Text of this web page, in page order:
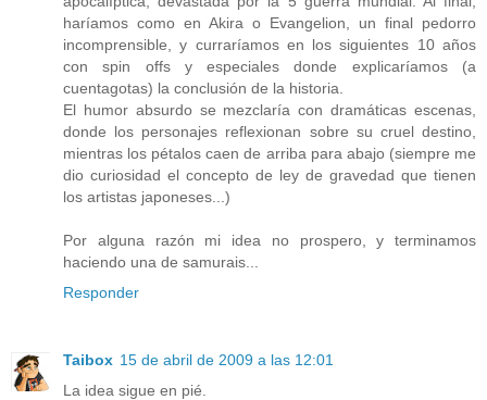
haríamos como en Akira o Evangelion, un final pedorro
incomprensible, y curraríamos en los siguientes 10 años
con spin offs y especiales donde explicaríamos (a
cuentagotas) la conclusión de la historia.
El humor absurdo se mezclaría con dramáticas escenas,
donde los personajes reflexionan sobre su cruel destino,
mientras los pétalos caen de arriba para abajo (siempre me
dio curiosidad el concepto de ley de gravedad que tienen
los artistas japoneses...)
Por alguna razón mi idea no prospero, y terminamos
haciendo una de samurais...
Responder
Taibox 15 de abril de 2009 a las 12:01
La idea sigue en pié.